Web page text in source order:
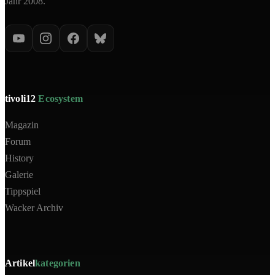
tivoli12Ecosystem
Magazin
Forum
History
Galerie
Tippspiel
Wacker Archiv
Artikelkategorien